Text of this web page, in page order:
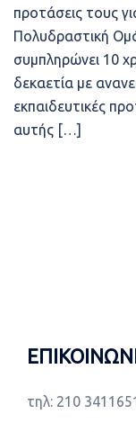
προτάσεις τους
Πολυδραστική
συμπληρώνει 10
δεκαετία με
εκπαιδευτικές
αυτής […]
τηλ: 210